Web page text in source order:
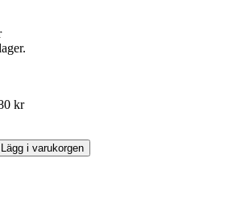
kr
Lägg i varukorgen